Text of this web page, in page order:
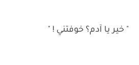
" خير يا آدم؟ خوفتني ! "